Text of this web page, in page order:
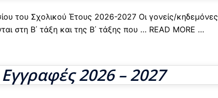
του Σχολικού Έτους 2026-2027 Οι γονείς/κηδεμόνες
στη Β΄ τάξη και της Β΄ τάξης που … READ MORE …
2026 – 2027